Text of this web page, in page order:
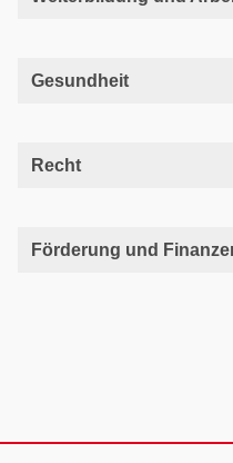
Gesundheit
Recht
Förderung und